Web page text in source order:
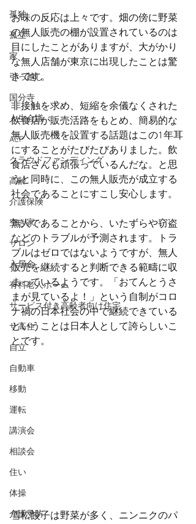
孤独
孤立
家
引っ越し
国分寺
人生会議
ACP
クラウドファンディング
高齢
介護保険
空き家
サロン
入居金
有料老人ホーム
サービス付き高齢者向け住宅
サ高住
自立
自動車
移動
運転
講演会
相談会
住い
体操
介護予防
お味の反応は上々です。畑の傍に野菜
の無人販売の棚が設置されているのは
目にしたことがありますが、大がかり
な無人店舗が東京に出現したことは驚
きです。
非接触を求め、短縮を余儀なくされた
飲食店が販売活路をもとめ、簡易的な
無人販売機を設置する話題はこの1年耳
にすることがたびたびありました。飲
食店さんも頑張っているんだな。と思
うと同時に、この無人販売が成立する
社会であることにすこし安心します。
無人であることから、いたずらや窃盗
などのトラブルが予測されます。トラ
ブルはゼロではないようですが、無人
販売を継続すると判断できる範疇に収
まっているようです。「おてんとうさ
まが見ているよ！」という自制がコロ
ナ禍の日本社会の中で継続できている
ということは日本人として誇らしいこ
とです。
雪松餃子は野菜が多く、ニンニクのパ